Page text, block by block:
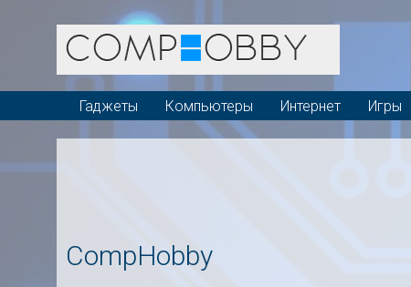
Гаджеты Компьютеры Интернет Игры
CompHobby